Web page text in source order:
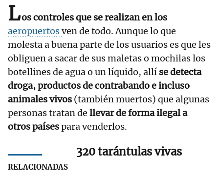
Los controles que se realizan en los
aeropuertosven de todo. Aunque lo que
molesta a buena parte de los usuarios es que les
obliguen a sacar de sus maletas o mochilas los
botellines de agua o un líquido, allí se detecta
droga, productos de contrabando e incluso
animales vivos (también muertos) que algunas
personas tratan de llevar de forma ilegal a
otros paísespara venderlos.
RELACIONADAS
320 tarántulas vivas